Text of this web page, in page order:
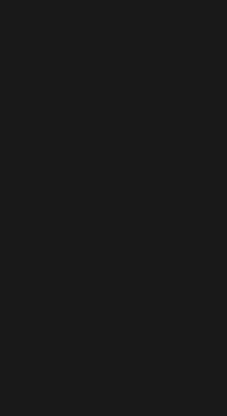
nueva ventana)
nueva ventana)